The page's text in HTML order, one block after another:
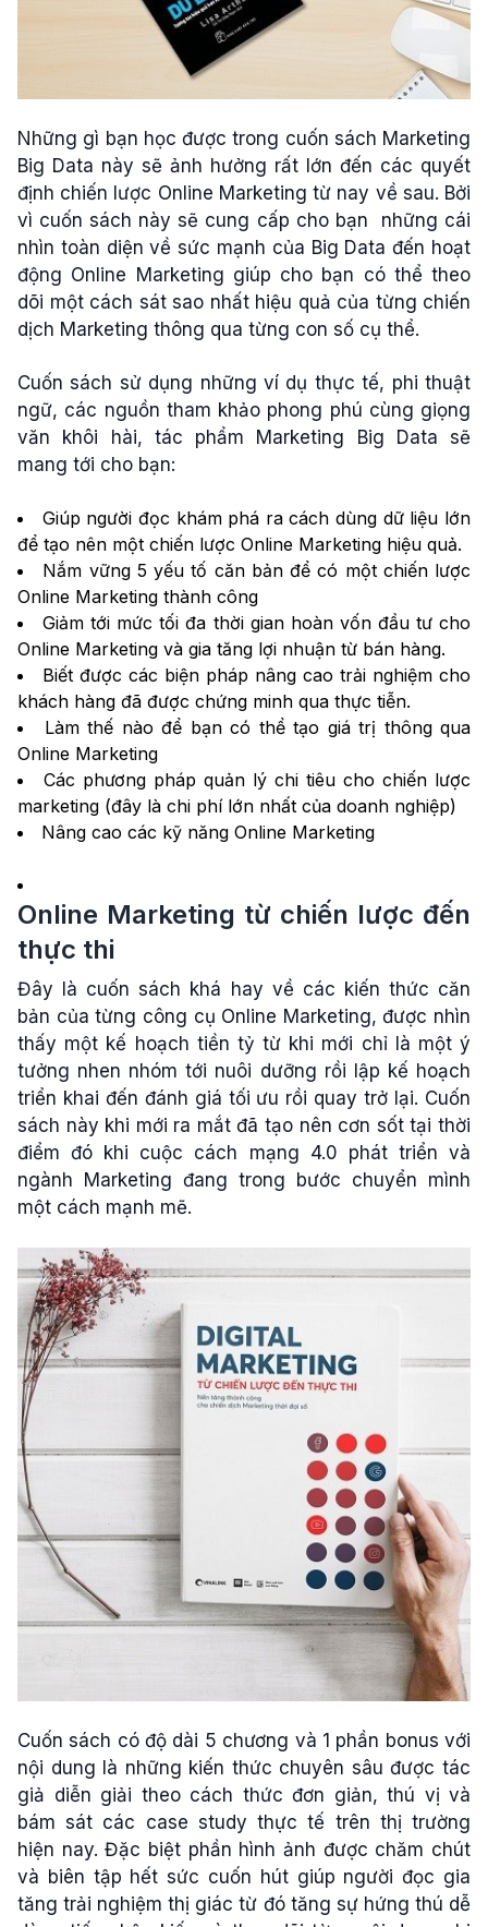
Những gì bạn học được trong cuốn sách Marketing
Big Data này sẽ ảnh hưởng rất lớn đến các quyết
định chiến lược Online Marketing từ nay về sau. Bởi
vì cuốn sách này sẽ cung cấp cho bạn những cái
nhìn toàn diện về sức mạnh của Big Data đến hoạt
động Online Marketing giúp cho bạn có thể theo
dõi một cách sát sao nhất hiệu quả của từng chiến
dịch Marketing thông qua từng con số cụ thể.
Cuốn sách sử dụng những ví dụ thực tế, phi thuật
ngữ, các nguồn tham khảo phong phú cùng giọng
văn khôi hài, tác phẩm Marketing Big Data sẽ
mang tới cho bạn:
Giúp người đọc khám phá ra cách dùng dữ liệu lớn
để tạo nên một chiến lược Online Marketing hiệu quả.
Nắm vững 5 yếu tố căn bản để có một chiến lược
Online Marketing thành công
Giảm tới mức tối đa thời gian hoàn vốn đầu tư cho
Online Marketing và gia tăng lợi nhuận từ bán hàng.
Biết được các biện pháp nâng cao trải nghiệm cho
khách hàng đã được chứng minh qua thực tiễn.
Làm thế nào để bạn có thể tạo giá trị thông qua
Online Marketing
Các phương pháp quản lý chi tiêu cho chiến lược
marketing (đây là chi phí lớn nhất của doanh nghiệp)
Nâng cao các kỹ năng Online Marketing
Online Marketing từ chiến lược đến
thực thi
Đây là cuốn sách khá hay về các kiến thức căn
bản của từng công cụ Online Marketing, được nhìn
thấy một kế hoạch tiền tỷ từ khi mới chỉ là một ý
tưởng nhen nhóm tới nuôi dưỡng rồi lập kế hoạch
triển khai đến đánh giá tối ưu rồi quay trở lại. Cuốn
sách này khi mới ra mắt đã tạo nên cơn sốt tại thời
điểm đó khi cuộc cách mạng 4.0 phát triển và
ngành Marketing đang trong bước chuyển mình
một cách mạnh mẽ.
Cuốn sách có độ dài 5 chương và 1 phần bonus với
nội dung là những kiến thức chuyên sâu được tác
giả diễn giải theo cách thức đơn giản, thú vị và
bám sát các case study thực tế trên thị trường
hiện nay. Đặc biệt phần hình ảnh được chăm chút
và biên tập hết sức cuốn hút giúp người đọc gia
tăng trải nghiệm thị giác từ đó tăng sự hứng thú dễ